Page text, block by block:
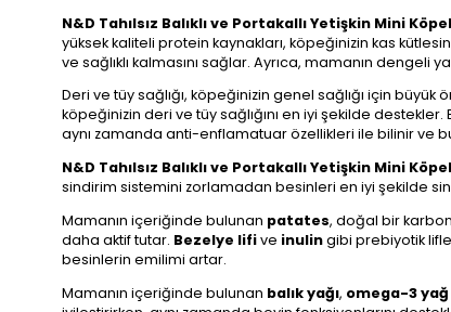
N&D Tahılsız Balıklı ve Portakallı Yetişkin Mini
yüksek kaliteli protein kaynakları, köpeğinizin kas
ve sağlıklı kalmasını sağlar. Ayrıca, mamanın dengeli
Deri ve tüy sağlığı, köpeğinizin genel sağlığı için büyük
köpeğinizin deri ve tüy sağlığını en iyi şekilde
aynı zamanda anti-enflamatuar özellikleri ile bilinir ve
N&D Tahılsız Balıklı ve Portakallı Yetişkin Mini
sindirim sistemini zorlamadan besinleri en iyi şekilde
Mamanın içeriğinde bulunan patates, doğal bir
daha aktif tutar. Bezelye lifive inulingibi prebiyotik
besinlerin emilimi artar.
Mamanın içeriğinde bulunan balık yağı, omega-3